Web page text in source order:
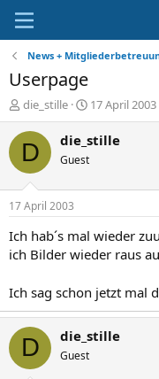
News +
Userpage
E
r
s
e
r
die_stille
E
r
s
t
a
m
17 April 2003
D die_stille
Guest
17 April 2003
Ich hab´s mal wieder
ich Bilder wieder raus
Ich sag schon jetzt mal
D die_stille
Guest